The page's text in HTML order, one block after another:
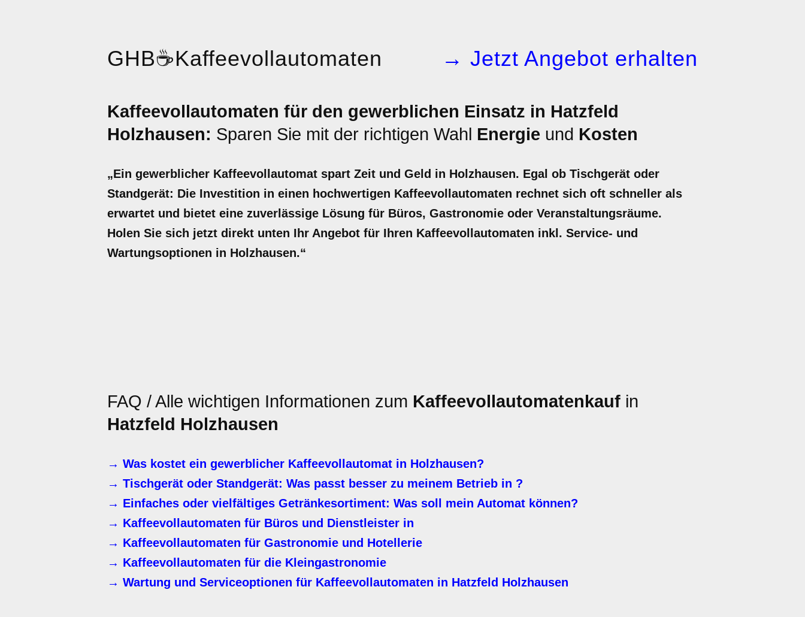
GHB☕Kaffeevollautomaten → Jetzt Angebot erhalten
Kaffeevollautomaten für den gewerblichen Einsatz in Hatzfeld
Holzhausen: Sparen Sie mit der richtigen Wahl Energie und Kosten
„Ein gewerblicher Kaffeevollautomat spart Zeit und Geld in Holzhausen. Egal ob Tischgerät oder
Standgerät: Die Investition in einen hochwertigen Kaffeevollautomaten rechnet sich oft schneller als
erwartet und bietet eine zuverlässige Lösung für Büros, Gastronomie oder Veranstaltungsräume.
Holen Sie sich jetzt direkt unten Ihr Angebot für Ihren Kaffeevollautomaten inkl. Service- und
Wartungsoptionen in Holzhausen.“
FAQ / Alle wichtigen Informationen zum Kaffeevollautomatenkauf in
Hatzfeld Holzhausen
→ Was kostet ein gewerblicher Kaffeevollautomat in Holzhausen?
→ Tischgerät oder Standgerät: Was passt besser zu meinem Betrieb in ?
→ Einfaches oder vielfältiges Getränkesortiment: Was soll mein Automat können?
→ Kaffeevollautomaten für Büros und Dienstleister in
→ Kaffeevollautomaten für Gastronomie und Hotellerie
→ Kaffeevollautomaten für die Kleingastronomie
→ Wartung und Serviceoptionen für Kaffeevollautomaten in Hatzfeld Holzhausen